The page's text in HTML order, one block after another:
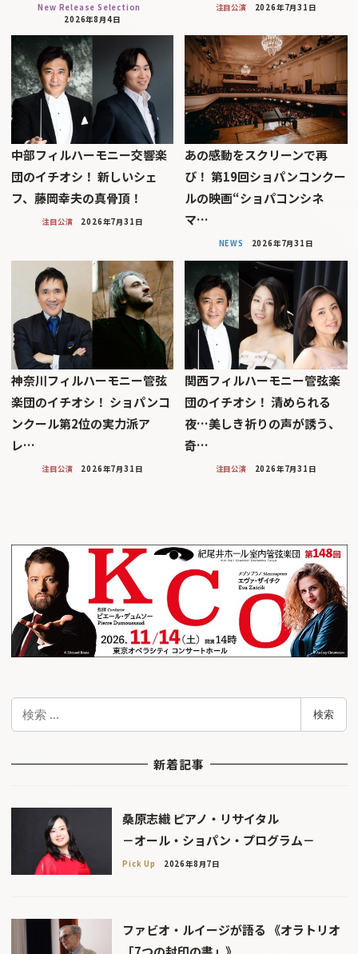
New Release Selection
2026年8月4日
注目公演 2026年7月31日
中部フィルハーモニー交響楽
団のイチオシ！ 新しいシェ
フ、藤岡幸夫の真骨頂！
注目公演 2026年7月31日
あの感動をスクリーンで再
び！ 第19回ショパンコンクー
ルの映画“ショパコンシネ
マ…
NEWS 2026年7月31日
神奈川フィルハーモニー管弦
楽団のイチオシ！ ショパンコ
ンクール第2位の実力派ア
レ…
注目公演 2026年7月31日
関西フィルハーモニー管弦楽
団のイチオシ！ 清められる
夜…美しき祈りの声が誘う、
奇…
注目公演 2026年7月31日
検
検索
新着記事
桑原志織 ピアノ・リサイタル
－オール・ショパン・プログラム－
Pick Up 2026年8月7日
ファビオ・ルイージが語る 《オラトリオ